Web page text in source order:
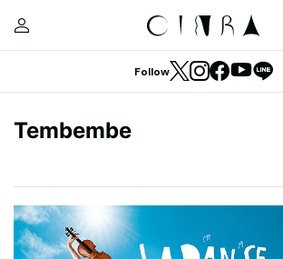
Follow
Tembembe